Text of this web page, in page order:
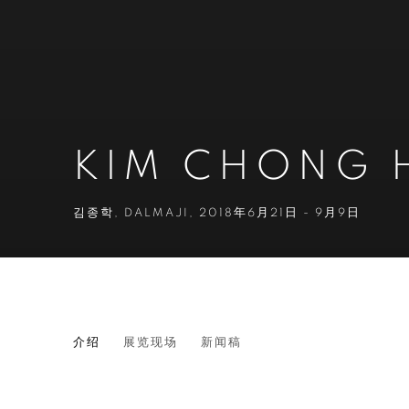
KIM CHONG
김종학 , DALMAJI , 2018年6月21日 - 9月9日
KIM CHONG HAK
介绍 展览现场 新闻稿